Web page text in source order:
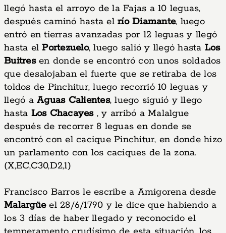
llegó hasta el arroyo de la Fajas a 10 leguas,
después caminó hasta el río Diamante, luego
entró en tierras avanzadas por 12 leguas y llegó
hasta elPortezuelo, luego salió y llegó hasta Los
Buitresen donde se encontró con unos soldados
que desalojaban el fuerte que se retiraba de los
toldos de Pinchitur, luego recorrió 10 leguas y
llegó a Aguas Calientes, luego siguió y llego
hasta Los Chacayes, y arribó a Malalgue
después de recorrer 8 leguas en donde se
encontró con el cacique Pinchitur, en donde hizo
un parlamento con los caciques de la zona.
(X,EC,C30,D2,1)
Francisco Barros le escribe a Amigorena desde
Malargüeel 28/6/1790 y le dice que habiendo a
los 3 días de haber llegado y reconocido el